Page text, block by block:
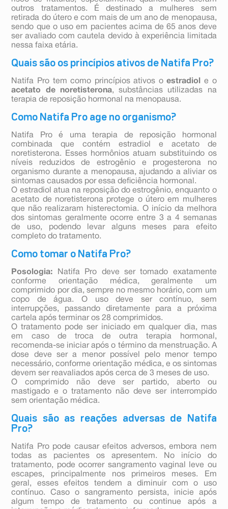
outros tratamentos. É destinado a mulheres sem
retirada do útero e com mais de um ano de menopausa,
sendo que o uso em pacientes acima de 65 anos deve
ser avaliado com cautela devido à experiência limitada
nessa faixa etária.
Quais são os princípios ativos de Natifa Pro?
Natifa Pro tem como princípios ativos oestradiole o
acetato de noretisterona, substâncias utilizadas na
terapia de reposição hormonal na menopausa.
Como Natifa Pro age no organismo?
Natifa Pro é uma terapia de reposição hormonal
combinada que contém estradiol e acetato de
noretisterona. Esses hormônios atuam substituindo os
níveis reduzidos de estrogênio e progesterona no
organismo durante a menopausa, ajudando a aliviar os
sintomas causados por essa deficiência hormonal.
O estradiol atua na reposição do estrogênio, enquanto o
acetato de noretisterona protege o útero em mulheres
que não realizaram histerectomia. O início da melhora
dos sintomas geralmente ocorre entre 3 a 4 semanas
de uso, podendo levar alguns meses para efeito
completo do tratamento.
Como tomar o Natifa Pro?
Posologia: Natifa Pro deve ser tomado exatamente
conforme orientação médica, geralmente um
comprimido por dia, sempre no mesmo horário, com um
copo de água. O uso deve ser contínuo, sem
interrupções, passando diretamente para a próxima
cartela após terminar os 28 comprimidos.
O tratamento pode ser iniciado em qualquer dia, mas
em caso de troca de outra terapia hormonal,
recomenda-se iniciar após o término da menstruação. A
dose deve ser a menor possível pelo menor tempo
necessário, conforme orientação médica, e os sintomas
devem ser reavaliados após cerca de 3 meses de uso.
O comprimido não deve ser partido, aberto ou
mastigado e o tratamento não deve ser interrompido
sem orientação médica.
Quais são as reações adversas de Natifa
Pro?
Natifa Pro pode causar efeitos adversos, embora nem
todas as pacientes os apresentem. No início do
tratamento, pode ocorrer sangramento vaginal leve ou
escapes, principalmente nos primeiros meses. Em
geral, esses efeitos tendem a diminuir com o uso
contínuo. Caso o sangramento persista, inicie após
algum tempo de tratamento ou continue após a